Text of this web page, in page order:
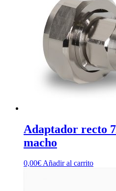
Adaptador recto
macho
0,00€Añadir al carrito